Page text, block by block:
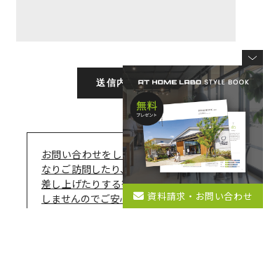
お問い合わせをしたからといって、いき
なりご訪問したり、 売り込みのお電話を
差し上げたりする等の強引な営業はいた
しませんのでご安心ください。資料請求・お問い合わせ